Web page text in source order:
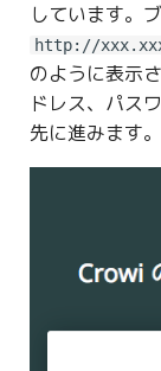
しています。
http://
のように表示
ドレス、パス
先に進みます。